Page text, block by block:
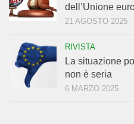
dell’Unione
21 AGOSTO 2025
RIVISTA
La situazione
non è seria
6 MARZO 2025